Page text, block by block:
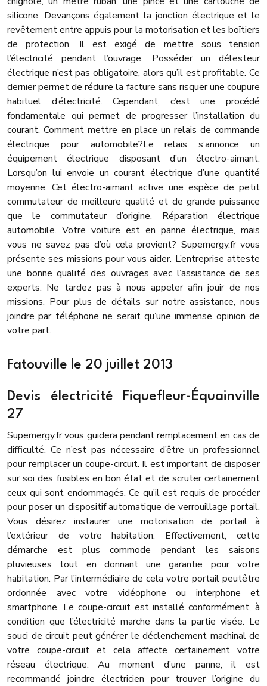
silicone. Devançons également la jonction électrique et le
revêtement entre appuis pour la motorisation et les boîtiers
de protection. Il est exigé de mettre sous tension
l’électricité pendant l’ouvrage. Posséder un délesteur
électrique n’est pas obligatoire, alors qu’il est profitable. Ce
dernier permet de réduire la facture sans risquer une coupure
habituel d’électricité. Cependant, c’est une procédé
fondamentale qui permet de progresser l’installation du
courant. Comment mettre en place un relais de commande
électrique pour automobile?Le relais s’annonce un
équipement électrique disposant d’un électro-aimant.
Lorsqu’on lui envoie un courant électrique d’une quantité
moyenne. Cet électro-aimant active une espèce de petit
commutateur de meilleure qualité et de grande puissance
que le commutateur d’origine. Réparation électrique
automobile. Votre voiture est en panne électrique, mais
vous ne savez pas d’où cela provient? Supernergy.fr vous
présente ses missions pour vous aider. L’entreprise atteste
une bonne qualité des ouvrages avec l’assistance de ses
experts. Ne tardez pas à nous appeler afin jouir de nos
missions. Pour plus de détails sur notre assistance, nous
joindre par téléphone ne serait qu’une immense opinion de
votre part.
Fatouville le 20 juillet 2013
Devis électricité Fiquefleur-Équainville
27
Supernergy.fr vous guidera pendant remplacement en cas de
difficulté. Ce n’est pas nécessaire d’être un professionnel
pour remplacer un coupe-circuit. Il est important de disposer
sur soi des fusibles en bon état et de scruter certainement
ceux qui sont endommagés. Ce qu’il est requis de procéder
pour poser un dispositif automatique de verrouillage portail.
Vous désirez instaurer une motorisation de portail à
l’extérieur de votre habitation. Effectivement, cette
démarche est plus commode pendant les saisons
pluvieuses tout en donnant une garantie pour votre
habitation. Par l’intermédiaire de cela votre portail peutêtre
ordonnée avec votre vidéophone ou interphone et
smartphone. Le coupe-circuit est installé conformément, à
condition que l’électricité marche dans la partie visée. Le
souci de circuit peut générer le déclenchement machinal de
votre coupe-circuit et cela affecte certainement votre
réseau électrique. Au moment d’une panne, il est
recommandé joindre électricien pour trouver l’origine du